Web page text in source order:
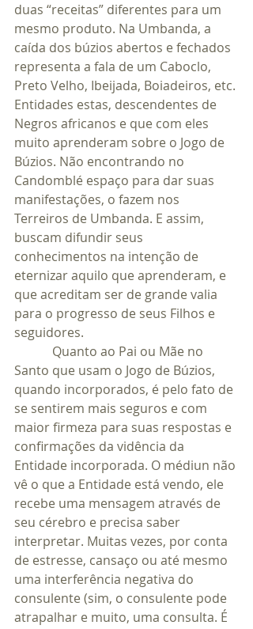
duas “receitas” diferentes para um
mesmo produto. Na Umbanda, a
caída dos búzios abertos e fechados
representa a fala de um Caboclo,
Preto Velho, Ibeijada, Boiadeiros, etc.
Entidades estas, descendentes de
Negros africanos e que com eles
muito aprenderam sobre o Jogo de
Búzios. Não encontrando no
Candomblé espaço para dar suas
manifestações, o fazem nos
Terreiros de Umbanda. E assim,
buscam difundir seus
conhecimentos na intenção de
eternizar aquilo que aprenderam, e
que acreditam ser de grande valia
para o progresso de seus Filhos e
seguidores.
Santo que usam o Jogo de Búzios,
quando incorporados, é pelo fato de
se sentirem mais seguros e com
maior firmeza para suas respostas e
confirmações da vidência da
Entidade incorporada. O médiun não
vê o que a Entidade está vendo, ele
recebe uma mensagem através de
seu cérebro e precisa saber
interpretar. Muitas vezes, por conta
de estresse, cansaço ou até mesmo
uma interferência negativa do
consulente (sim, o consulente pode
atrapalhar e muito, uma consulta. É